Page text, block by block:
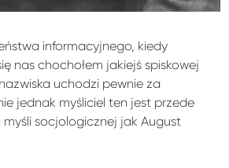
informacyjnego, kiedy
nas chochołem jakiejś spiskowej
uchodzi pewnie za
jednak myśliciel ten jest przede
myśli socjologicznej jak August